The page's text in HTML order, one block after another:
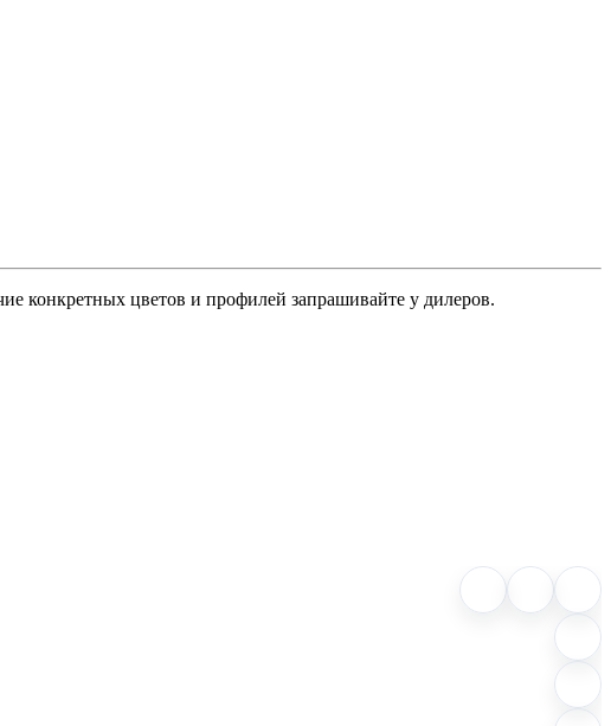
конкретных цветов и профилей запрашивайте у дилеров.